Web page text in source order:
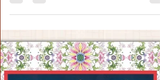
儘管進入佛門多年，由於自身的不夠精進，
跎了多年的時光，至今仍然迷離顛倒，深深
對 南無第三世多杰羌佛佛陀師父的辛勞說法
教導。多年來在服務善信們的過程中，傾聽
歷過許多師兄姐們（也包括自己）生活大小
滴的困擾與煩惱，舉凡身體的不適，生活經
的挫敗，家人親友間，甚至師兄姐之間的矛